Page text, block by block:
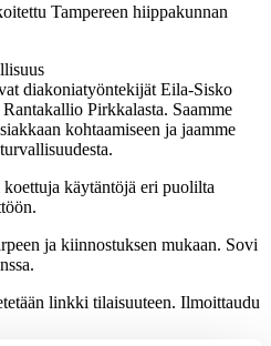
Tampereen hiippakunnan
diakoniatyöntekijät Eila-Sisko
Pirkkalasta. Saamme
kohtaamiseen ja jaamme
käytäntöjä eri puolilta
ja kiinnostuksen mukaan. Sovi
linkki tilaisuuteen. Ilmoittaudu